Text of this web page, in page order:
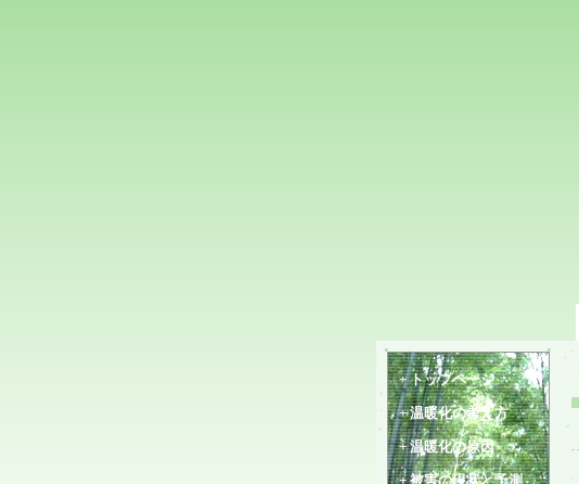
+ トップページ
+ 温暖化の考え方
+ 温暖化の原因
+ 被害の現状と予測